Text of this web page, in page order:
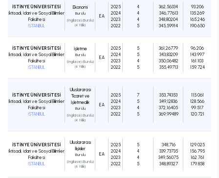
İSTİNYE ÜNİVERSİTESİ
İktisadi, İdari ve Sosyal Bilimler
Fakültesi
İSTANBUL
Ekonomi
Burslu
(İngilizce) (Burslu)
(4 Yıllık)
EA
2025
2024
2023
2022
4
4
4
5
362,56334
346,77613
348,80204
345,59914
93.206
135.269
165.246
190.650
İSTİNYE ÜNİVERSİTESİ
İktisadi, İdari ve Sosyal Bilimler
Fakültesi
İSTANBUL
İşletme
Burslu
(İngilizce) (Burslu)
(4 Yıllık)
EA
2025
2024
2023
2022
5
5
4
5
361,26779
343,83209
350,06482
355,49713
96.206
143.997
161.103
159.724
İSTİNYE ÜNİVERSİTESİ
İktisadi, İdari ve Sosyal Bilimler
Fakültesi
İSTANBUL
Uluslararası
Ticaret ve
İşletmecilik
Burslu
(İngilizce) (Burslu)
(4 Yıllık)
EA
2025
2024
2023
2022
7
5
4
5
353,74353
349,12836
372,16405
369,99489
115.061
128.566
99.517
120.721
İSTİNYE ÜNİVERSİTESİ
İktisadi, İdari ve Sosyal Bilimler
Fakültesi
İSTANBUL
Uluslararası
İlişkiler
Burslu
(İngilizce) (Burslu)
(4 Yıllık)
EA
2025
2024
2023
2022
5
4
4
5
348,716
339,73735
349,56075
348,89327
129.025
156.795
162.761
179.858